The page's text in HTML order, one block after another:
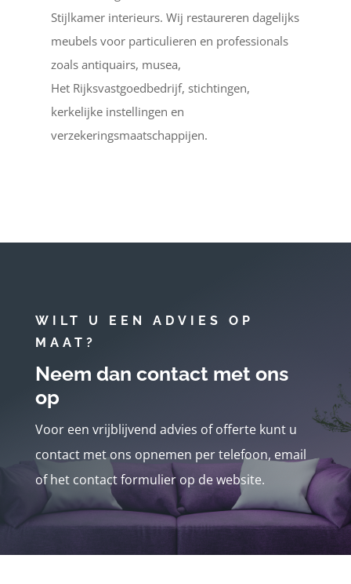
Stijlkamer interieurs. Wij restaureren dagelijks
meubels voor particulieren en professionals
zoals antiquairs, musea,
Het Rijksvastgoedbedrijf, stichtingen,
kerkelijke instellingen en
verzekeringsmaatschappijen.
WILT U EEN ADVIES OP
MAAT?
Neem dan contact met ons
op
Voor een vrijblijvend advies of offerte kunt u
contact met ons opnemen per telefoon, email
of het contact formulier op de website.